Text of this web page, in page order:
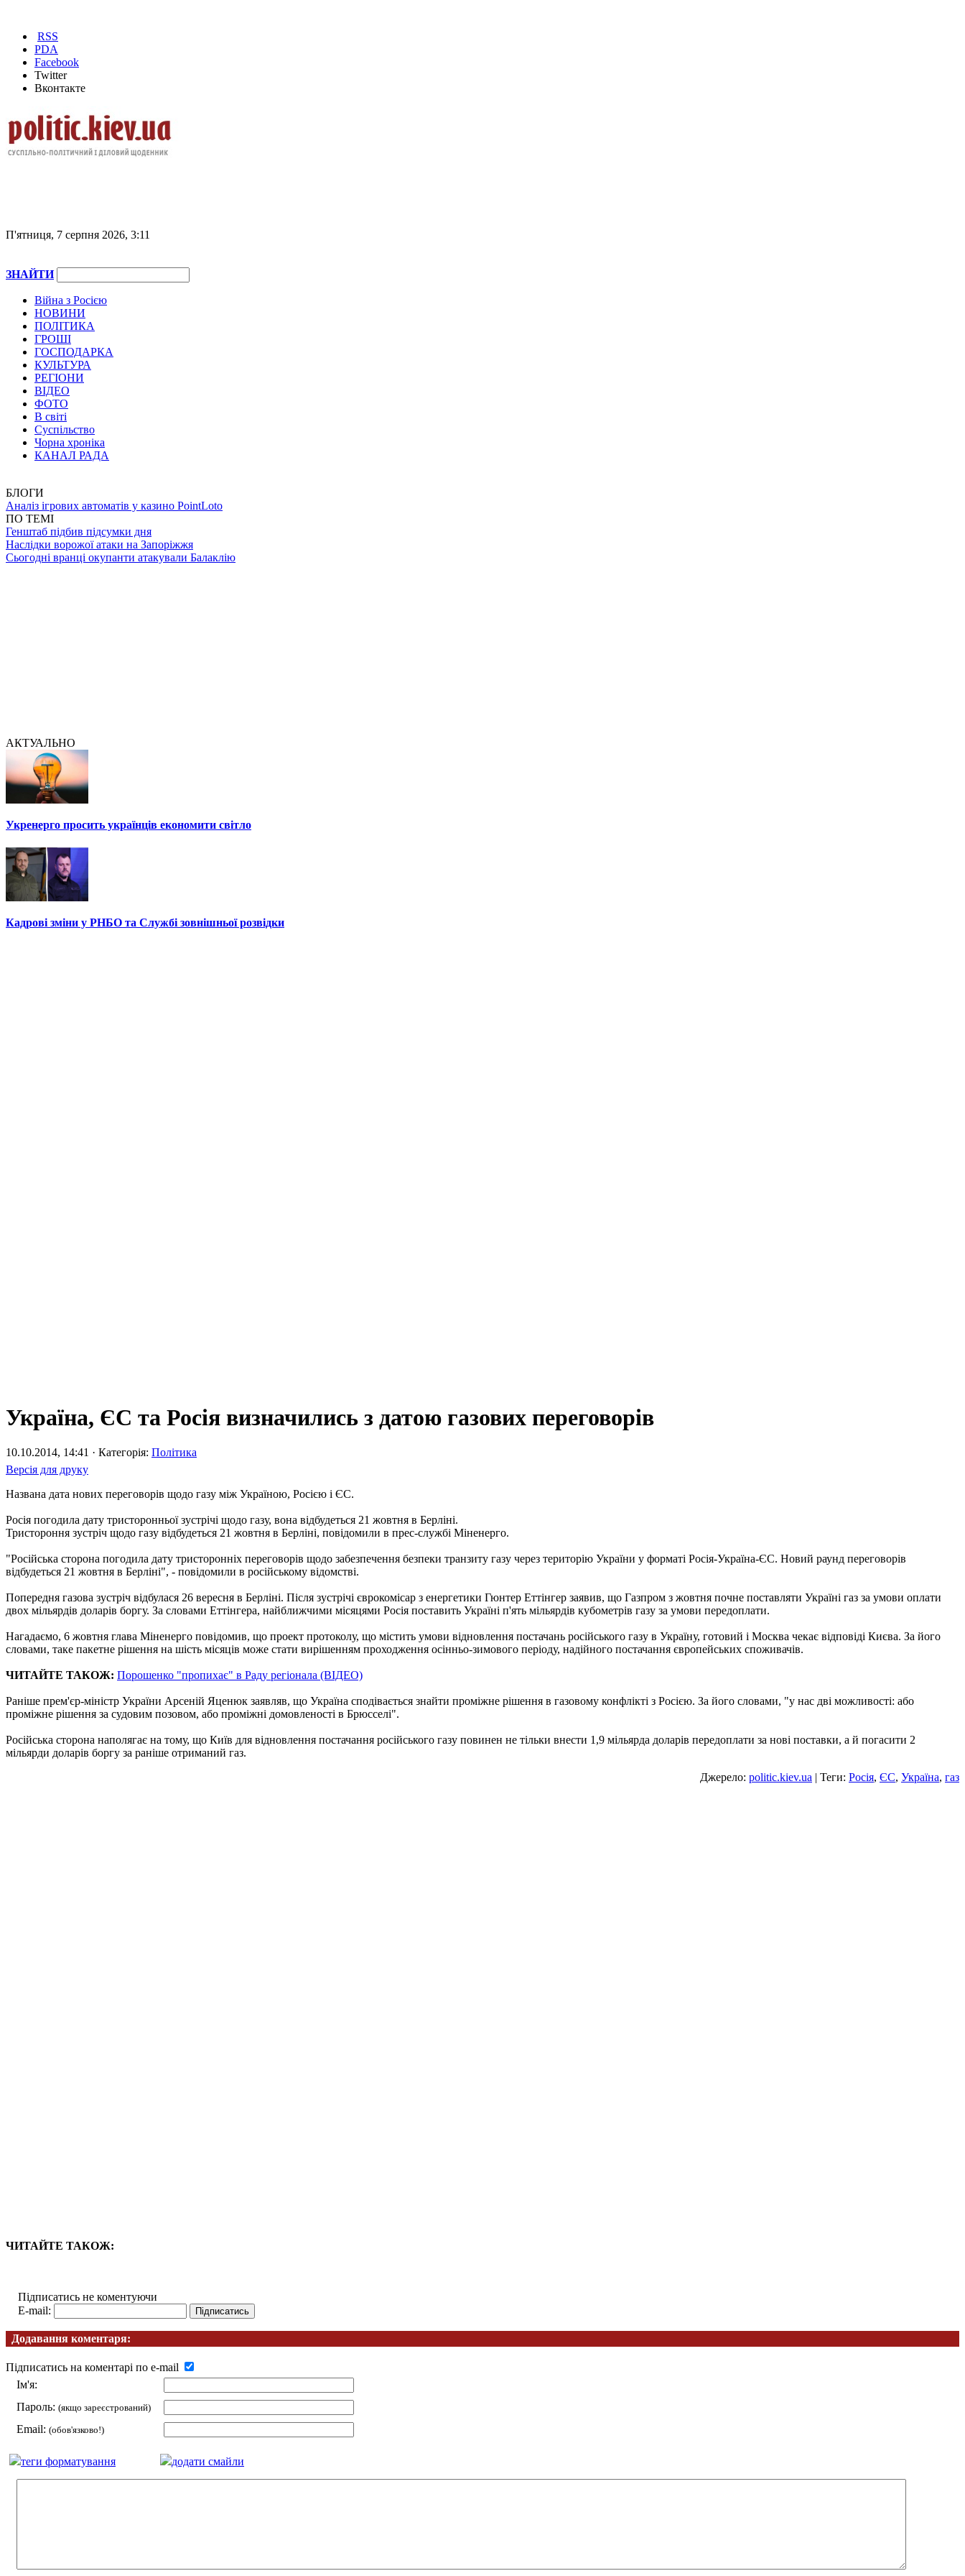
RSS
PDA
Facebook
Twitter
Вконтакте
П'ятниця, 7 серпня 2026, 3:11
ЗНАЙТИ
Війна з Росією
НОВИНИ
ПОЛІТИКА
ГРОШІ
ГОСПОДАРКА
КУЛЬТУРА
РЕГІОНИ
ВІДЕО
ФОТО
В світі
Суспільство
Чорна хроніка
КАНАЛ РАДА
БЛОГИ
Аналіз ігрових автоматів у казино PointLoto
ПО ТЕМІ
Генштаб підбив підсумки дня
Наслідки ворожої атаки на Запоріжжя
Сьогодні вранці окупанти атакували Балаклію
АКТУАЛЬНО
Укренерго просить українців економити світло
Кадрові зміни у РНБО та Службі зовнішньої розвідки
Україна, ЄС та Росія визначились з датою газових переговорів
10.10.2014, 14:41 · Категорія: Політика
Версія для друку
Названа дата нових переговорів щодо газу між Україною, Росією і ЄС.
Росія погодила дату тристоронньої зустрічі щодо газу, вона відбудеться 21 жовтня в Берліні.
Тристороння зустріч щодо газу відбудеться 21 жовтня в Берліні, повідомили в прес-службі Міненерго.
"Російська сторона погодила дату тристоронніх переговорів щодо забезпечення безпеки транзиту газу через територію України у форматі Росія-Україна-ЄС. Новий раунд переговорів
відбудеться 21 жовтня в Берліні", - повідомили в російському відомстві.
Попередня газова зустріч відбулася 26 вересня в Берліні. Після зустрічі єврокомісар з енергетики Гюнтер Еттінгер заявив, що Газпром з жовтня почне поставляти Україні газ за умови оплати
двох мільярдів доларів боргу. За словами Еттінгера, найближчими місяцями Росія поставить Україні п'ять мільярдів кубометрів газу за умови передоплати.
Нагадаємо, 6 жовтня глава Міненерго повідомив, що проект протоколу, що містить умови відновлення постачань російського газу в Україну, готовий і Москва чекає відповіді Києва. За його
словами, таке пакетне рішення на шість місяців може стати вирішенням проходження осінньо-зимового періоду, надійного постачання європейських споживачів.
ЧИТАЙТЕ ТАКОЖ: Порошенко "пропихає" в Раду регіонала (ВІДЕО)
Раніше прем'єр-міністр України Арсеній Яценюк заявляв, що Україна сподівається знайти проміжне рішення в газовому конфлікті з Росією. За його словами, "у нас дві можливості: або
проміжне рішення за судовим позовом, або проміжні домовленості в Брюсселі".
Російська сторона наполягає на тому, що Київ для відновлення постачання російського газу повинен не тільки внести 1,9 мільярда доларів передоплати за нові поставки, а й погасити 2
мільярди доларів боргу за раніше отриманий газ.
Джерело: politic.kiev.ua | Теги: Росія, ЄС, Україна, газ
ЧИТАЙТЕ ТАКОЖ:
Підписатись не коментуючи
E-mail:
Додавання коментаря:
Підписатись на коментарі по e-mail
Ім'я:
Пароль: (якщо зареєстрований)
Email: (обов'язково!)
теги форматування додати смайли